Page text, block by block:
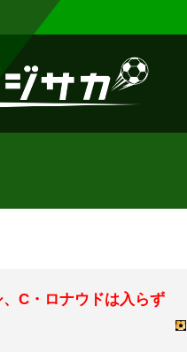
表示設定機
C・ロナウドは入らず